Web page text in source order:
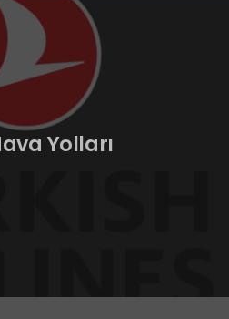
Yolları